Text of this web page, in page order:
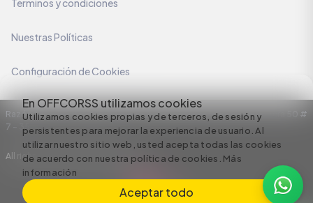
En OFFCORSS utilizamos cookies
Utilizamos cookies propias y de terceros, de sesión y
persistentes para mejorar la experiencia de usuario. Al
utilizar nuestro sitio web, usted acepta todas las cookies
de acuerdo con nuestra política de cookies. Más
información
Aceptar todo
Términos y condiciones
Nuestras Políticas
Configuración de Cookies
Razón Social: C.I HERMECO S.A. NIT: 890924167-6 Dirección: Carrera 50 #
7 – 35
All rights reserved empowered by